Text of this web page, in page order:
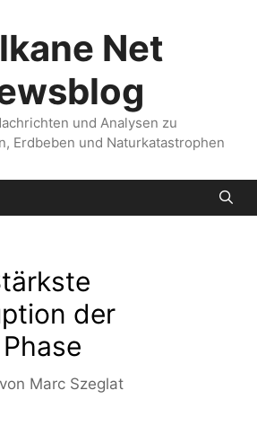
Net
und Analysen zu
Erdbeben und Naturkatastrophen
der
von Marc Szeglat